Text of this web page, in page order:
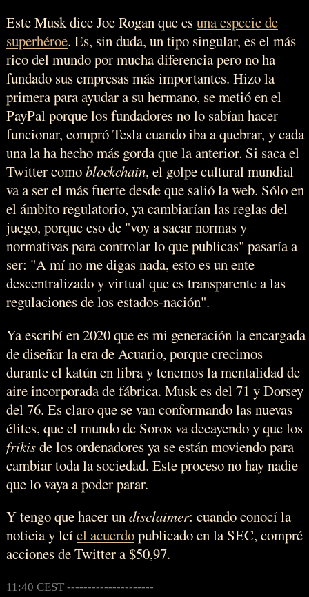
Este Musk dice Joe Rogan que esuna especie de
superhéroe. Es, sin duda, un tipo singular, es el más
rico del mundo por mucha diferencia pero no ha
fundado sus empresas más importantes. Hizo la
primera para ayudar a su hermano, se metió en el
PayPal porque los fundadores no lo sabían hacer
funcionar, compró Tesla cuando iba a quebrar, y cada
una la ha hecho más gorda que la anterior. Si saca el
Twitter comoblockchain, el golpe cultural mundial
va a ser el más fuerte desde que salió la web. Sólo en
el ámbito regulatorio, ya cambiarían las reglas del
juego, porque eso de "voy a sacar normas y
normativas para controlar lo que publicas" pasaría a
ser: "A mí no me digas nada, esto es un ente
descentralizado y virtual que es transparente a las
regulaciones de los estados-nación".
Ya escribí en 2020 que es mi generación la encargada
de diseñar la era de Acuario, porque crecimos
durante el katún en libra y tenemos la mentalidad de
aire incorporada de fábrica. Musk es del 71 y Dorsey
del 76. Es claro que se van conformando las nuevas
élites, que el mundo de Soros va decayendo y que los
frikisde los ordenadores ya se están moviendo para
cambiar toda la sociedad. Este proceso no hay nadie
que lo vaya a poder parar.
Y tengo que hacer undisclaimer: cuando conocí la
noticia y leíel acuerdopublicado en la SEC, compré
acciones de Twitter a $50,97.
11:40 CEST ---------------------